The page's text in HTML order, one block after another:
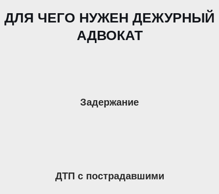
ДЛЯ ЧЕГО НУЖЕН ДЕЖУРНЫЙ
АДВОКАТ
Задержание
ДТП с пострадавшими